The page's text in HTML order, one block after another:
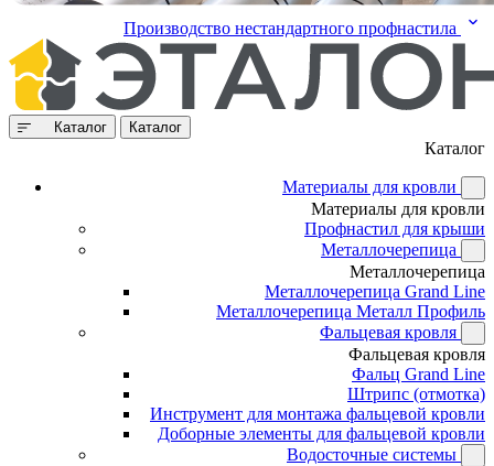
Производство нестандартного профнастила
Каталог Каталог
Каталог
Материалы для кровли
Материалы для кровли
Профнастил для крыши
Металлочерепица
Металлочерепица
Металлочерепица Grand Line
Металлочерепица Металл Профиль
Фальцевая кровля
Фальцевая кровля
Фальц Grand Line
Штрипс (отмотка)
Инструмент для монтажа фальцевой кровли
Доборные элементы для фальцевой кровли
Водосточные системы